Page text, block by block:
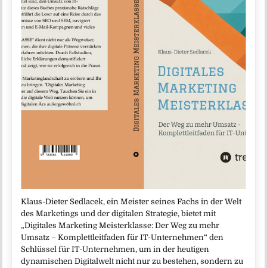
Klaus-Dieter Sedlacek, ein Meister seines Fachs in der Welt
des Marketings und der digitalen Strategie, bietet mit
„Digitales Marketing Meisterklasse: Der Weg zu mehr
Umsatz – Komplettleitfaden für IT-Unternehmen“ den
Schlüssel für IT-Unternehmen, um in der heutigen
dynamischen Digitalwelt nicht nur zu bestehen, sondern zu